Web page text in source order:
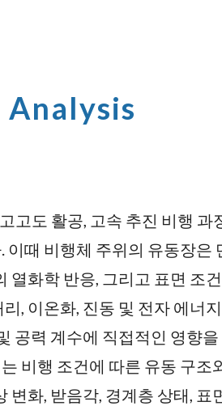
고도 활공, 고속 추진 비행
때 비행체 주위의 유동장
열화학 반응, 그리고 표면 조
, 이온화, 진동 및 전자 에너
공력 계수에 직접적인 영향
비행 조건에 따른 유동 구
변화, 받음각, 경계층 상태,